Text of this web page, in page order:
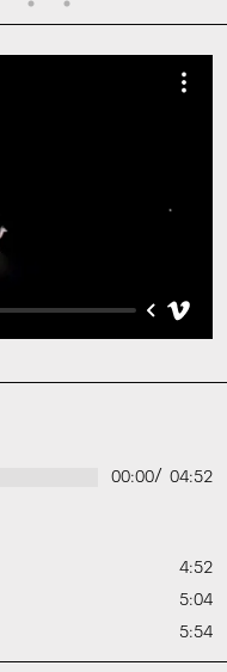
00:00/ 04:52
4:52
5:04
5:54